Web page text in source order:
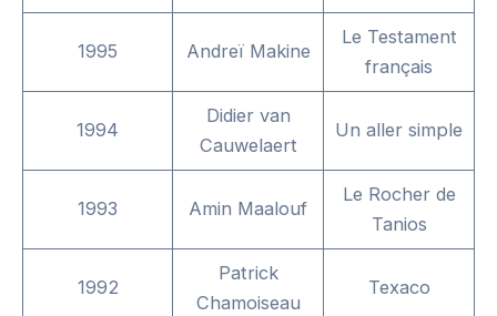
1995 Andreï Makine
Le Testament
français
1994
Didier van
Cauwelaert
Un aller simple
1993 Amin Maalouf
Le Rocher de
Tanios
1992
Patrick
Chamoiseau
Texaco